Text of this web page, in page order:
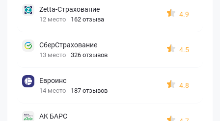
Zetta-Страхование
12 место 162 отзыва
4.9
СберСтрахование
13 место 326 отзывов
4.5
Евроинс
14 место 187 отзывов
4.8
АК БАРС